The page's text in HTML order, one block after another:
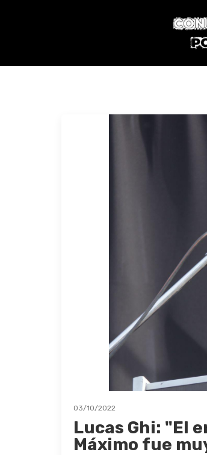
03/10/2022
Lucas Ghi: "El
Máximo fue